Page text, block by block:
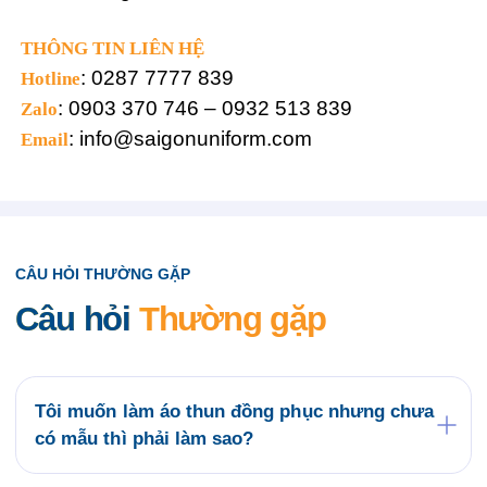
THÔNG TIN LIÊN HỆ
Hotline: 0287 7777 839
Zalo: 0903 370 746 – 0932 513 839
Email: info@saigonuniform.com
CÂU HỎI THƯỜNG GẶP
Câu hỏi Thường gặp
Tôi muốn làm áo thun đồng phục nhưng chưa
có mẫu thì phải làm sao?